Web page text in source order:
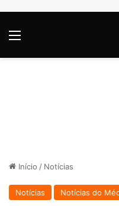
Início / Notícias
Notícias Notícias do